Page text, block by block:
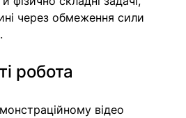
через обмеження сили
робота
відео